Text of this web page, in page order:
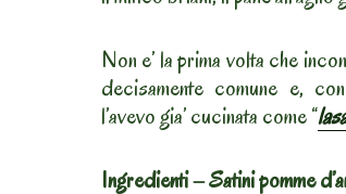
Non e’ la prima volta che
decisamente comune e,
l’avevo gia’ cucinata come “
Ingredienti – Satini pomme